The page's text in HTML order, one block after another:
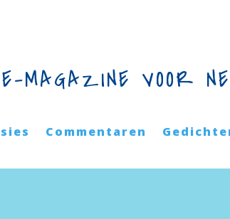
MAGAZINE VOOR
Commentaren